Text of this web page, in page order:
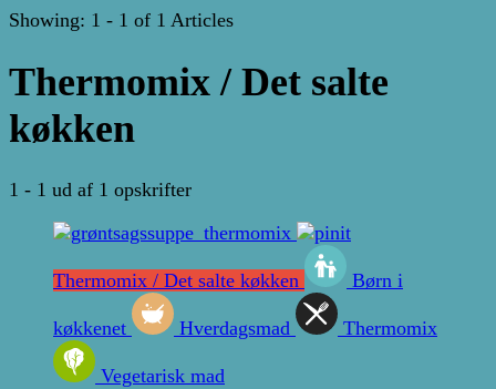
Showing: 1 - 1 of 1 Articles
Thermomix / Det salte
køkken
1 - 1 ud af 1 opskrifter
Thermomix / Det salte køkken Børn i
køkkenet Hverdagsmad Thermomix
Vegetarisk mad